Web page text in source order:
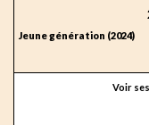
Jeune génération (2024)
Voir